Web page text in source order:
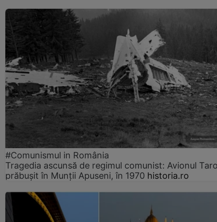
#Comunismul in România
Tragedia ascunsă de regimul comunist: Avionul
prăbușit în Munții Apuseni, în 1970 historia.ro